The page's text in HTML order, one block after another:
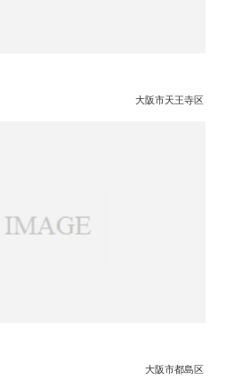
大阪市天王寺区
大阪市都島区